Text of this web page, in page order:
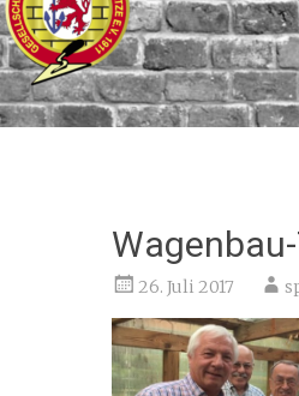
26. Juli 2017